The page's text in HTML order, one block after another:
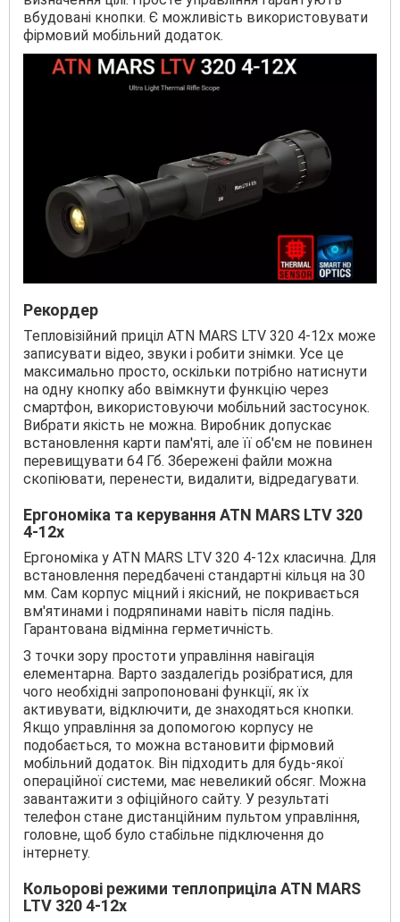
вбудовані кнопки. Є можливість використовувати
фірмовий мобільний додаток.
Рекордер
Тепловізійний приціл ATN MARS LTV 320 4-12x може
записувати відео, звуки і робити знімки. Усе це
максимально просто, оскільки потрібно натиснути
на одну кнопку або ввімкнути функцію через
смартфон, використовуючи мобільний застосунок.
Вибрати якість не можна. Виробник допускає
встановлення карти пам'яті, але її об'єм не повинен
перевищувати 64 Гб. Збережені файли можна
скопіювати, перенести, видалити, відредагувати.
Ергономіка та керування ATN MARS LTV 320
4-12x
Ергономіка у ATN MARS LTV 320 4-12x класична. Для
встановлення передбачені стандартні кільця на 30
мм. Сам корпус міцний і якісний, не покривається
вм'ятинами і подряпинами навіть після падінь.
Гарантована відмінна герметичність.
З точки зору простоти управління навігація
елементарна. Варто заздалегідь розібратися, для
чого необхідні запропоновані функції, як їх
активувати, відключити, де знаходяться кнопки.
Якщо управління за допомогою корпусу не
подобається, то можна встановити фірмовий
мобільний додаток. Він підходить для будь-якої
операційної системи, має невеликий обсяг. Можна
завантажити з офіційного сайту. У результаті
телефон стане дистанційним пультом управління,
головне, щоб було стабільне підключення до
інтернету.
Кольорові режими теплоприціла ATN MARS
LTV 320 4-12x